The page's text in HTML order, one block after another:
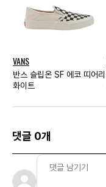
VANS
반스 슬립온 SF 에코 띠어리
화이트
댓글 0개